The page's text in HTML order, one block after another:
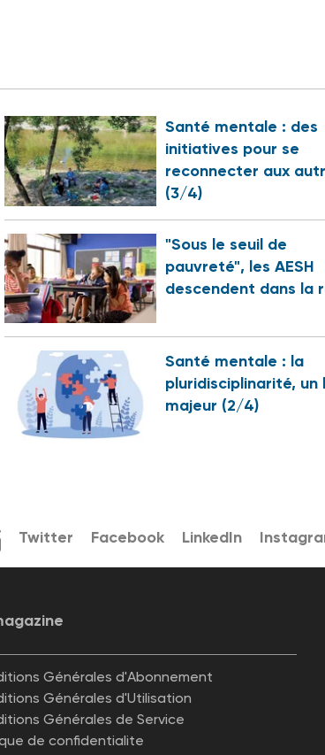
Santé mentale : des
initiatives pour se
reconnecter aux
(3/4)
"Sous le seuil de
pauvreté", les AESH
descendent dans la
Santé mentale : la
pluridisciplinarité, un
majeur (2/4)
Twitter Facebook LinkedIn
Générales d'Abonnement
Générales d'Utilisation
Générales de Service
de confidentialite